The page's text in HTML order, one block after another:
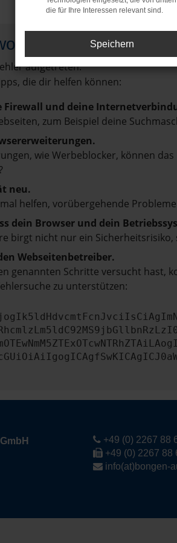
Error
aufgetreten.
die dir helfen können:
Firewall und deine
zum Beispiel deine
wie Werbeblocker, können
neu.
helfen, vorübergehende
dein Browser und dein
birgt nicht nur ein
Webseitenbetreiber.
genannten Schritte versucht hast,
zu unterstützen:
+49 (0) 2267 88
+49 (0) 2267 88
info(at)bongen-
die für Ihre Interessen relevant sind.
Speichern